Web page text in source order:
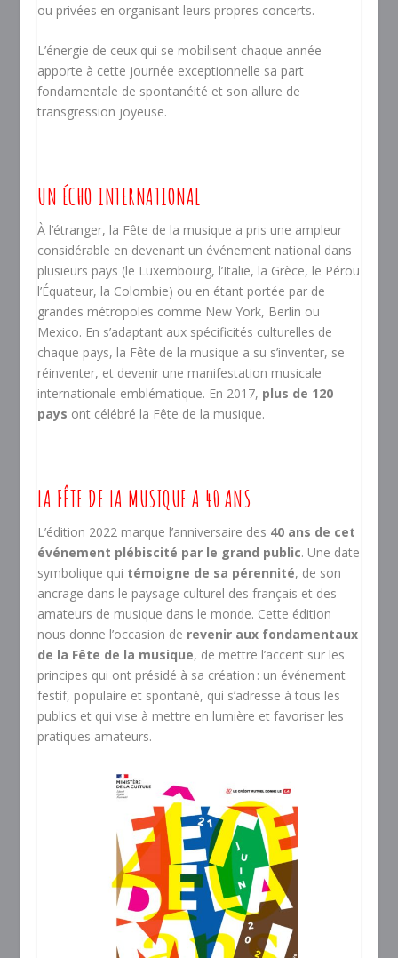
ou privées en organisant leurs propres concerts.
L’énergie de ceux qui se mobilisent chaque année
apporte à cette journée exceptionnelle sa part
fondamentale de spontanéité et son allure de
transgression joyeuse.
UN ÉCHO INTERNATIONAL
À l’étranger, la Fête de la musique a pris une ampleur
considérable en devenant un événement national dans
plusieurs pays (le Luxembourg, l’Italie, la Grèce, le Pérou
l’Équateur, la Colombie) ou en étant portée par de
grandes métropoles comme New York, Berlin ou
Mexico. En s’adaptant aux spécificités culturelles de
chaque pays, la Fête de la musique a su s’inventer, se
réinventer, et devenir une manifestation musicale
internationale emblématique. En 2017, plus de 120
pays ont célébré la Fête de la musique.
LA FÊTE DE LA MUSIQUE A 40 ANS
L’édition 2022 marque l’anniversaire des 40 ans de cet
événement plébiscité par le grand public. Une date
symbolique qui témoigne de sa pérennité, de son
ancrage dans le paysage culturel des français et des
amateurs de musique dans le monde. Cette édition
nous donne l’occasion de revenir aux fondamentaux
de la Fête de la musique, de mettre l’accent sur les
principes qui ont présidé à sa création : un événement
festif, populaire et spontané, qui s’adresse à tous les
publics et qui vise à mettre en lumière et favoriser les
pratiques amateurs.